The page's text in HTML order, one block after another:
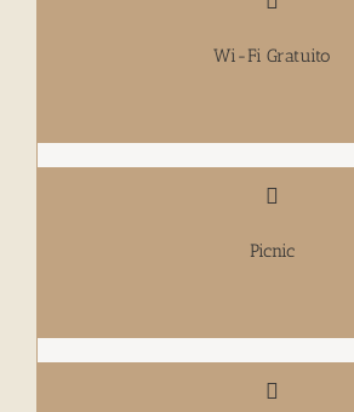
Wi-Fi Gratuito
Picnic